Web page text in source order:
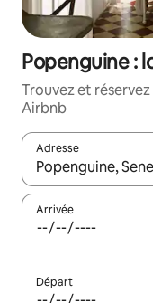
Popenguine :
Trouvez et
Airbnb
Adresse
Lorsque les
Arrivée
Départ